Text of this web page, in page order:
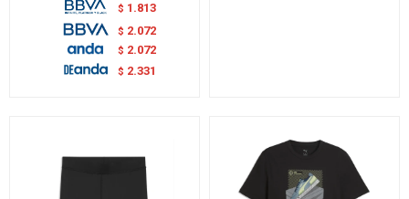
$ 1.813
$ 2.072
$ 2.072
$ 2.331